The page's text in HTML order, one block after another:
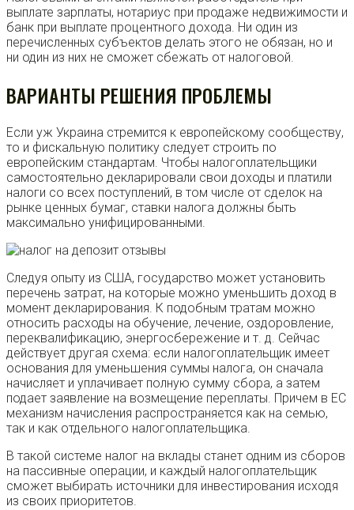
выплате зарплаты, нотариус при продаже недвижимости и
банк при выплате процентного дохода. Ни один из
перечисленных субъектов делать этого не обязан, но и
ни один из них не сможет сбежать от налоговой.
ВАРИАНТЫ РЕШЕНИЯ ПРОБЛЕМЫ
Если уж Украина стремится к европейскому сообществу,
то и фискальную политику следует строить по
европейским стандартам. Чтобы налогоплательщики
самостоятельно декларировали свои доходы и платили
налоги со всех поступлений, в том числе от сделок на
рынке ценных бумаг, ставки налога должны быть
максимально унифицированными.
Следуя опыту из США, государство может установить
перечень затрат, на которые можно уменьшить доход в
момент декларирования. К подобным тратам можно
относить расходы на обучение, лечение, оздоровление,
переквалификацию, энергосбережение и т. д. Сейчас
действует другая схема: если налогоплательщик имеет
основания для уменьшения суммы налога, он сначала
начисляет и уплачивает полную сумму сбора, а затем
подает заявление на возмещение переплаты. Причем в ЕС
механизм начисления распространяется как на семью,
так и как отдельного налогоплательщика.
В такой системе налог на вклады станет одним из сборов
на пассивные операции, и каждый налогоплательщик
сможет выбирать источники для инвестирования исходя
из своих приоритетов.